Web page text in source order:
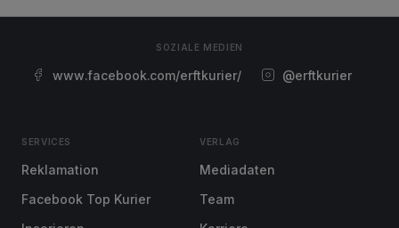
SOZIALE MEDIEN
www.facebook.com/erftkurier/ @erftkurier
SERVICES
Reklamation
Facebook Top Kurier
VERLAG
Mediadaten
Team